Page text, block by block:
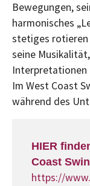
Bewegungen,
harmonisches
stetiges rotieren
seine
Interpretationen
Im West Coast
während des
HIER
Coast
https://